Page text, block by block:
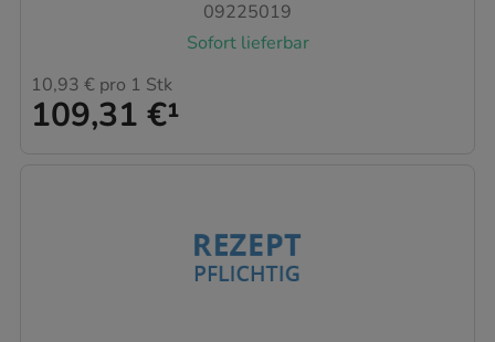
09225019
Sofort lieferbar
109,31 €¹
10,93 € pro 1 Stk